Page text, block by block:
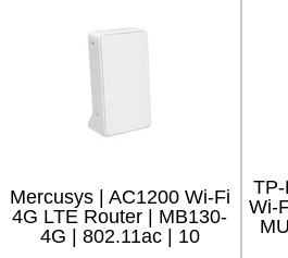
Mercusys | AC1200 Wi-Fi
4G LTE Router | MB130-
4G | 802.11ac | 10
Wi-